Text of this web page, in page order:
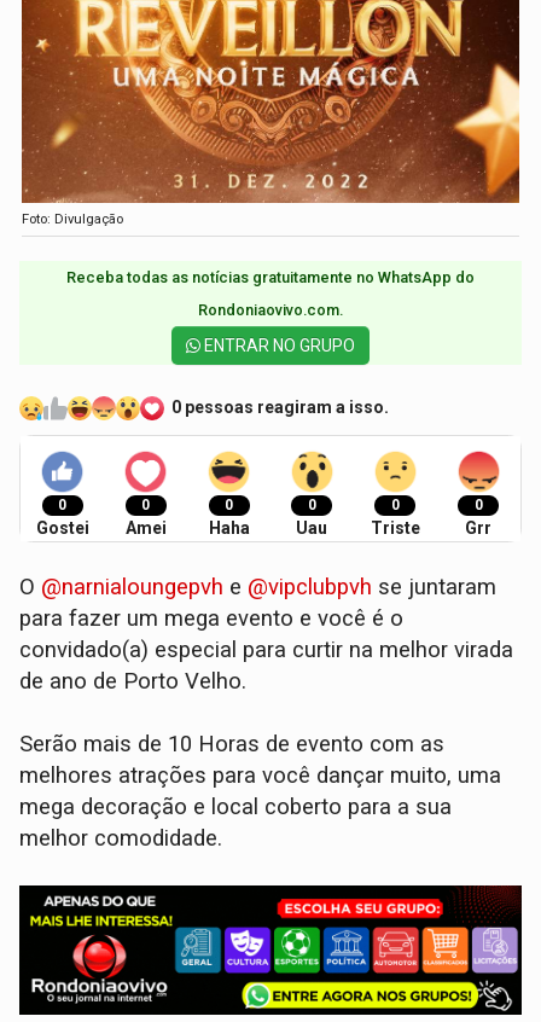
Foto: Divulgação
Receba todas as notícias gratuitamente no WhatsApp do
Rondoniaovivo.com.​
ENTRAR NO GRUPO
0 pessoas reagiram a isso.
0
Gostei
0
Amei
0
Haha
0
Uau
0
Triste
0
Grr
O @narnialoungepvh e @vipclubpvh se juntaram
para fazer um mega evento e você é o
convidado(a) especial para curtir na melhor virada
de ano de Porto Velho.
Serão mais de 10 Horas de evento com as
melhores atrações para você dançar muito, uma
mega decoração e local coberto para a sua
melhor comodidade.